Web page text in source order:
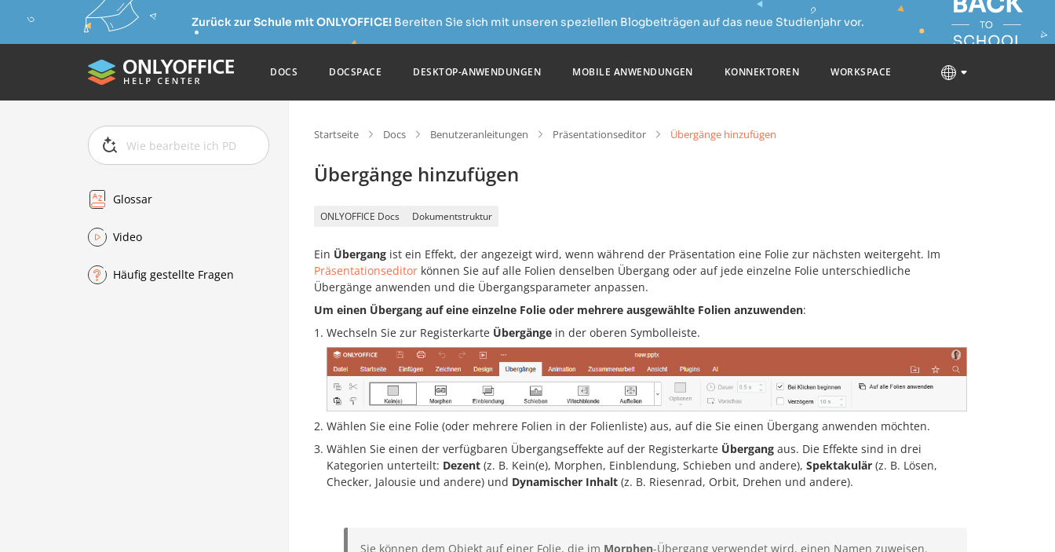
Zurück zur Schule mit ONLYOFFICE!Bereiten Sie sich mit unseren speziellen Blogbeiträgen auf das neue Studienjahr vor.
DOCS DOCSPACE DESKTOP-ANWENDUNGEN MOBILE ANWENDUNGEN KONNEKTOREN WORKSPACE
Glossar
Video
Häufig gestellte Fragen
Startseite Docs Benutzeranleitungen Präsentationseditor Übergänge hinzufügen
Übergänge hinzufügen
ONLYOFFICE Docs Dokumentstruktur
Ein Übergang ist ein Effekt, der angezeigt wird, wenn während der Präsentation eine Folie zur nächsten weitergeht. Im
Präsentationseditor können Sie auf alle Folien denselben Übergang oder auf jede einzelne Folie unterschiedliche
Übergänge anwenden und die Übergangsparameter anpassen.
Um einen Übergang auf eine einzelne Folie oder mehrere ausgewählte Folien anzuwenden:
Wechseln Sie zur Registerkarte Übergänge in der oberen Symbolleiste.
Wählen Sie eine Folie (oder mehrere Folien in der Folienliste) aus, auf die Sie einen Übergang anwenden möchten.
Wählen Sie einen der verfügbaren Übergangseffekte auf der Registerkarte Übergang aus. Die Effekte sind in drei
Kategorien unterteilt: Dezent (z. B. Kein(e), Morphen, Einblendung, Schieben und andere), Spektakulär (z. B. Lösen,
Checker, Jalousie und andere) und Dynamischer Inhalt (z. B. Riesenrad, Orbit, Drehen und andere).
Sie können dem Objekt auf einer Folie, die im Morphen-Übergang verwendet wird, einen Namen zuweisen.